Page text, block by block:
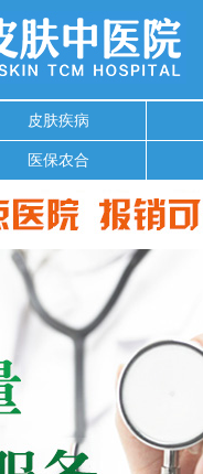
皮肤疾病
医保农合